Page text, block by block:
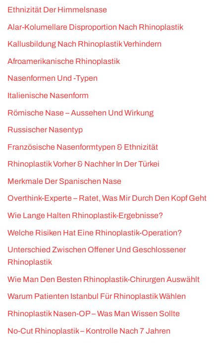
Ethnizität Der Himmelsnase
Alar-Kolumellare Disproportion Nach Rhinoplastik
Kallusbildung Nach Rhinoplastik Verhindern
Afroamerikanische Rhinoplastik
Nasenformen Und -Typen
Italienische Nasenform
Römische Nase – Aussehen Und Wirkung
Russischer Nasentyp
Französische Nasenformtypen & Ethnizität
Rhinoplastik Vorher & Nachher In Der Türkei
Merkmale Der Spanischen Nase
Overthink-Experte – Ratet, Was Mir Durch Den Kopf Geht
Wie Lange Halten Rhinoplastik-Ergebnisse?
Welche Risiken Hat Eine Rhinoplastik-Operation?
Unterschied Zwischen Offener Und Geschlossener
Rhinoplastik
Wie Man Den Besten Rhinoplastik-Chirurgen Auswählt
Warum Patienten Istanbul Für Rhinoplastik Wählen
Rhinoplastik Nasen-OP – Was Man Wissen Sollte
No-Cut Rhinoplastik – Kontrolle Nach 7 Jahren